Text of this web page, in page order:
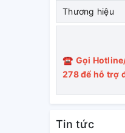
Thương hiệu
☎ Gọi
278để hỗ trợ
Tin tức